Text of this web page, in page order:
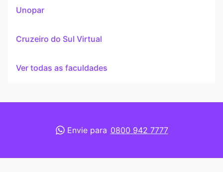
Unopar
Cruzeiro do Sul Virtual
Ver todas as faculdades
Envie para 0800 942 7777